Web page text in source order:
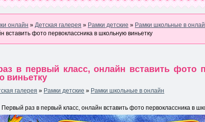
онлайн » Детская галерея » Рамки детские » Рамки школьные в
вставить фото первоклассника в школьную виньетку
в первый класс, онлайн вставить фото
виньетку
галерея » Рамки детские » Рамки школьные в онлайн
Первый раз в первый класс, онлайн вставить фото первоклассника в